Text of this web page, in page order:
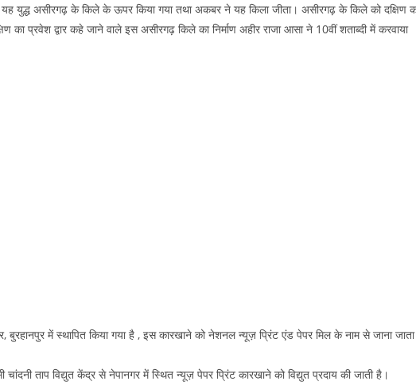
युद्ध असीरगढ़ के किले के ऊपर किया गया तथा अकबर ने यह किला जीता। असीरगढ़ के किले को दक्षिण
का प्रवेश द्वार कहे जाने वाले इस असीरगढ़ किले का निर्माण अहीर राजा आसा ने 10वीं शताब्दी में करवाया
बुरहानपुर में स्थापित किया गया है , इस कारखाने को नेशनल न्यूज़ प्रिंट एंड पेपर मिल के नाम से जाना
ताप विद्युत केंद्र से नेपानगर में स्थित न्यूज़ पेपर प्रिंट कारखाने को विद्युत प्रदाय की जाती है।